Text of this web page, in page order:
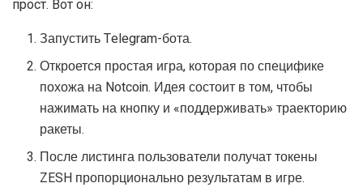
прост. Вот он:
Запустить Telegram-бота.
Откроется простая игра, которая по специфике
похожа на Notcoin. Идея состоит в том, чтобы
нажимать на кнопку и «поддерживать» траекторию
ракеты.
После листинга пользователи получат токены
ZESH пропорционально результатам в игре.